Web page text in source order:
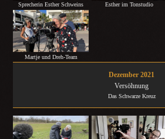
Sprecherin Esther Schweins Esther im Tonstudio
Martje und Dreh-Team
Dezember 2021
Versöhnung
Das Schwarze Kreuz